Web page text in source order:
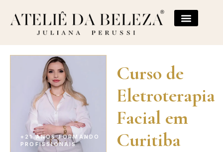
+21 ANOS FORMANDO
PROFISSIONAIS
Curso de
Eletroterapia
Facial em
Curitiba